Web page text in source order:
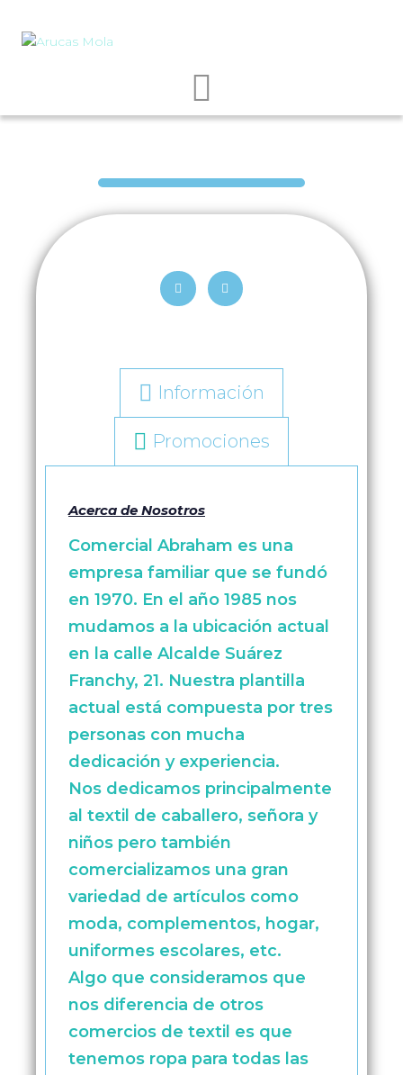
Información
Promociones
Acerca de Nosotros
Comercial Abraham es una
empresa familiar que se fundó
en 1970. En el año 1985 nos
mudamos a la ubicación actual
en la calle Alcalde Suárez
Franchy, 21. Nuestra plantilla
actual está compuesta por tres
personas con mucha
dedicación y experiencia.
Nos dedicamos principalmente
al textil de caballero, señora y
niños pero también
comercializamos una gran
variedad de artículos como
moda, complementos, hogar,
uniformes escolares, etc.
Algo que consideramos que
nos diferencia de otros
comercios de textil es que
tenemos ropa para todas las